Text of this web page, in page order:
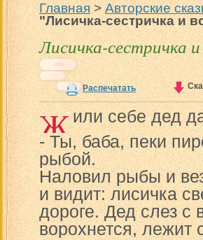
Главная>Авторские
"Лисичка-сестричка и
Лисичка-сестричка и
Распечатать
Жили себе дед
- Ты, баба, пеки
рыбой.
Наловил рыбы и
и видит: лисичка
дороге. Дед слез с
ворохнется, лежит